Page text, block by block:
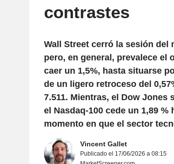
contrastes
Wall Street cerró la sesión del
pero, en general, prevalece el
caer un 1,5%, hasta situarse
de un ligero retroceso del
7.511. Mientras, el Dow Jones
el Nasdaq-100 cede un 1,89 %
momento en que el sector
Vincent Gallet
Publicado el 17/06/2026 a 08:15